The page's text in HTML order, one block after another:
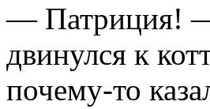
— Патриция! —
двинулся к
почему-то